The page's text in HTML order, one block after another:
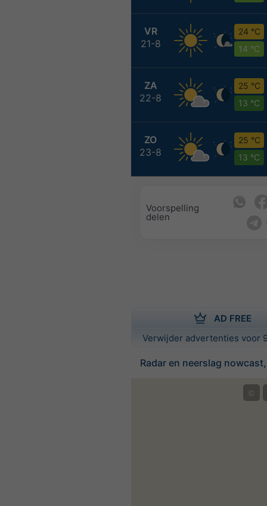
VR
21-8
24 °C
14 °C
ZA
22-8
25 °C
13 °C
ZO
23-8
25 °C
13 °C
Voorspelling
delen
AD FREE
Verwijder advertenties voor
Radar en neerslag
©